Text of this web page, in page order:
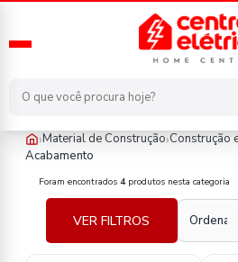
›Material de Construção›Construção
Acabamento
material-de-construcao/construcao-e-
Foram encontrados 4produtos nesta categoria
VER FILTROS